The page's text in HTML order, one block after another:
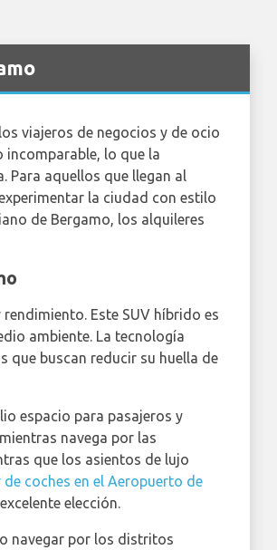
viajeros de negocios y de ocio
incomparable, lo que la
Para aquellos que llegan al
la ciudad con estilo
de Bergamo, los alquileres
Este SUV híbrido es
ambiente. La tecnología
que buscan reducir su huella de
espacio para pasajeros y
navega por las
que los asientos de lujo
coches en el Aeropuerto de
elección.
navegar por los distritos